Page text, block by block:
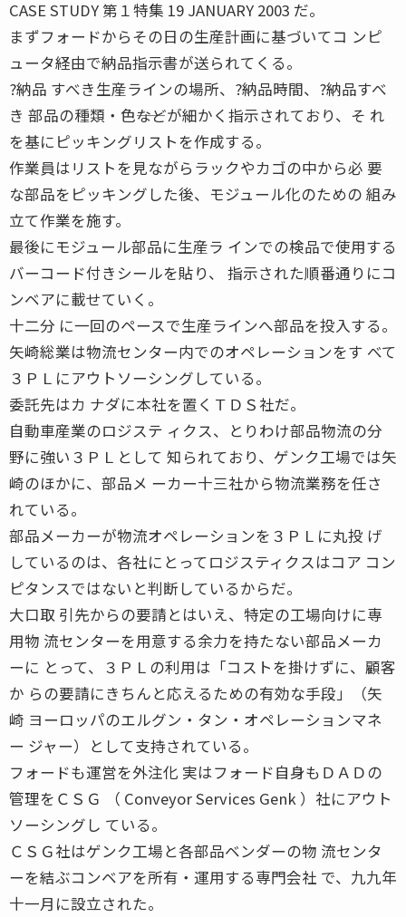
CASE STUDY 第１特集 19 JANUARY 2003 だ。
まずフォードからその日の生産計画に基づいてコ ンピ
ュータ経由で納品指示書が送られてくる。
?納品 すべき生産ラインの場所、?納品時間、?納品すべ
き 部品の種類・色――などが細かく指示されており、そ れ
を基にピッキングリストを作成する。
作業員はリストを見ながらラックやカゴの中から必 要
な部品をピッキングした後、モジュール化のための 組み
立て作業を施す。
最後にモジュール部品に生産ラ インでの検品で使用する
バーコード付きシールを貼り、 指示された順番通りにコ
ンベアに載せていく。
十二分 に一回のペースで生産ラインへ部品を投入する。
矢崎総業は物流センター内でのオペレーションをす べて
３ＰＬにアウトソーシングしている。
委託先はカ ナダに本社を置くＴＤＳ社だ。
自動車産業のロジステ ィクス、とりわけ部品物流の分
野に強い３ＰＬとして 知られており、ゲンク工場では矢
崎のほかに、部品メ ーカー十三社から物流業務を任さ
れている。
部品メーカーが物流オペレーションを３ＰＬに丸投 げ
しているのは、各社にとってロジスティクスはコア コン
ピタンスではないと判断しているからだ。
大口取 引先からの要請とはいえ、特定の工場向けに専
用物 流センターを用意する余力を持たない部品メーカ
ーに とって、３ＰＬの利用は「コストを掛けずに、顧客
か らの要請にきちんと応えるための有効な手段」（矢
崎 ヨーロッパのエルグン・タン・オペレーションマネ
ー ジャー）として支持されている。
フォードも運営を外注化 実はフォード自身もＤＡＤの
管理をＣＳＧ （ Conveyor Services Genk ）社にアウト
ソーシングし ている。
ＣＳＧ社はゲンク工場と各部品ベンダーの物 流センタ
ーを結ぶコンベアを所有・運用する専門会社 で、九九年
十一月に設立された。